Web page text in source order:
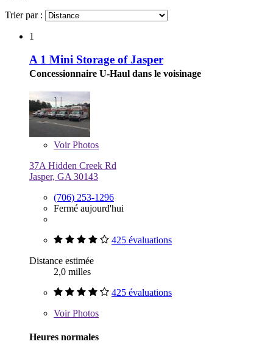
Trier par :
1
A 1 Mini Storage of Jasper
Concessionnaire U-Haul dans le voisinage
VoirPhotos
37A Hidden Creek Rd
Jasper, GA 30143
(706) 253-1296
Fermé aujourd'hui
425 évaluations
Distance estimée
2,0 milles
425 évaluations
VoirPhotos
Heures normales